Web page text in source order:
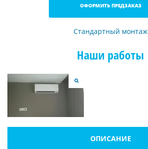
ОФОРМИТЬ ПРЕДЗАКАЗ
Стандартный монтаж
Наши работы
ОПИСАНИЕ